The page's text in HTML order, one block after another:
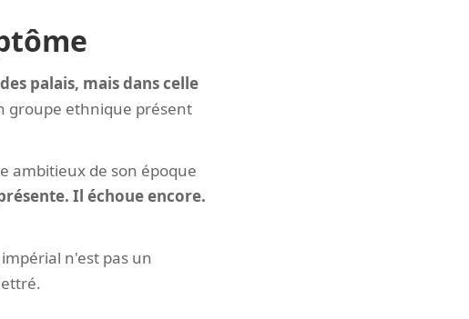
palais, mais dans celle
groupe ethnique présent
ambitieux de son époque
Il échoue encore.
n'est pas un